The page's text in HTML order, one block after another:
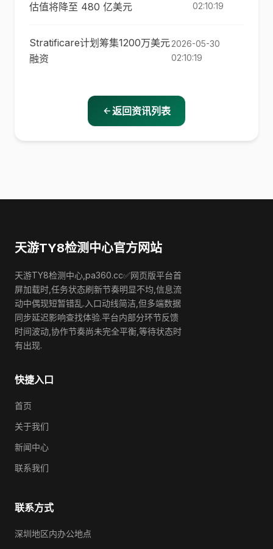
估值将降至 480 亿美元
02:10:19
Stratificare计划筹集1200万美元
融资
2026-05-30
02:10:19
返回资讯列表
天游TY8检测中心官方网站
天游TY8检测中心,pa360.cc✅网页版平台首
屏加载时,任务状态刷新节奏明显不均,信息流
动中偶现短暂错乱.入口动线简洁,但多端数据
同步延迟影响查找体验.平台内部分环节反馈
时间波动,协作节奏尚未完全平衡,等待状态时
有出现.
快捷入口
首页
关于我们
新闻中心
联系我们
联系方式
深圳地区内办公地点